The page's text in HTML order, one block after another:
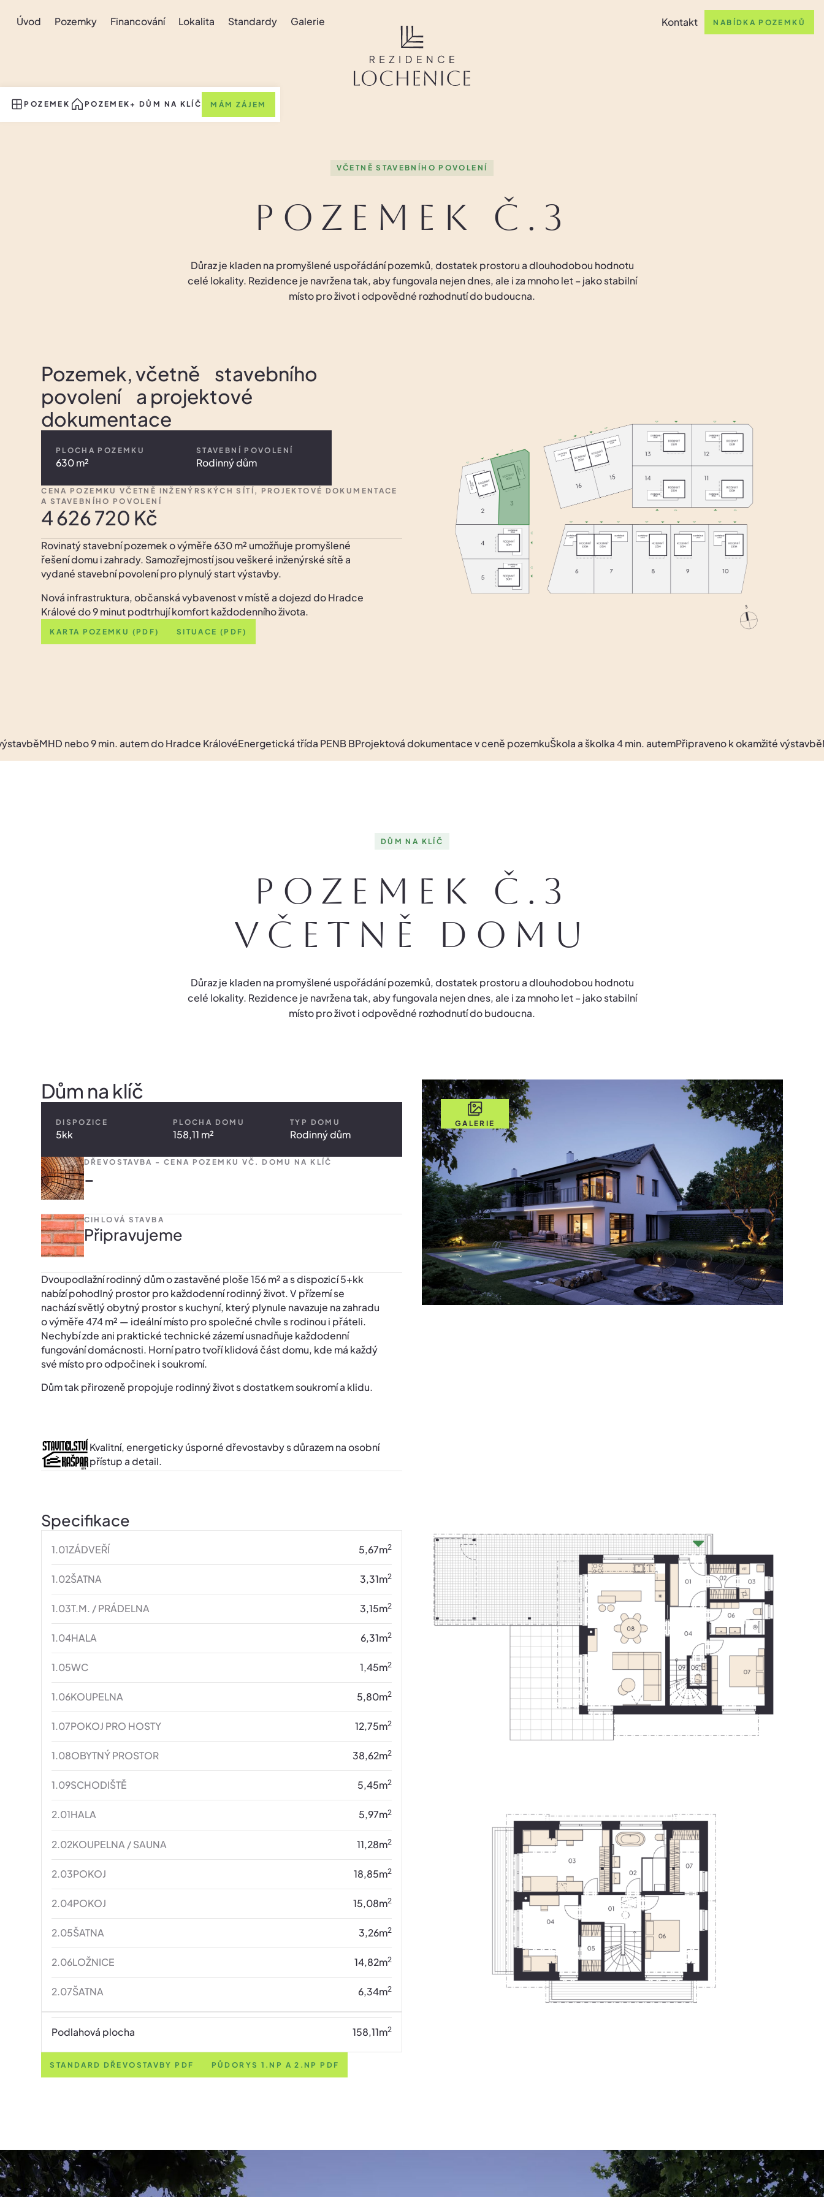
Úvod Pozemky Financování Lokalita Standardy Galerie Kontakt NABÍDKA POZEMKŮ
POZEMEK POZEMEK+ DŮM NA KLÍČ MÁM ZÁJEM
VČETNĚ STAVEBNÍHO POVOLENÍ
Pozemek č. 3
Důraz je kladen na promyšlené uspořádání pozemků, dostatek prostoru a dlouhodobou hodnotu
celé lokality. Rezidence je navržena tak, aby fungovala nejen dnes, ale i za mnoho let – jako stabilní
místo pro život i odpovědné rozhodnutí do budoucna.
Pozemek, včetně stavebního
povolení a projektové
dokumentace
PLOCHA POZEMKU
630 m²
STAVEBNÍ POVOLENÍ
Rodinný dům
CENA POZEMKU VČETNĚ INŽENÝRSKÝCH SÍTÍ, PROJEKTOVÉ DOKUMENTACE
A STAVEBNÍHO POVOLENÍ
4 626 720 Kč
Rovinatý stavební pozemek o výměře 630 m² umožňuje promyšlené
řešení domu i zahrady. Samozřejmostí jsou veškeré inženýrské sítě a
vydané stavební povolení pro plynulý start výstavby.
Nová infrastruktura, občanská vybavenost v místě a dojezd do Hradce
Králové do 9 minut podtrhují komfort každodenního života.
KARTA POZEMKU (PDF) SITUACE (PDF)
9 min. autem do Hradce KrálovéEnergetická třída PENB BProjektová dokumentace v ceně pozemkuŠkola a školka 4 min. autemPřipraveno k okamžité výstavběMHD nebo 9
DŮM NA KLÍČ
Pozemek č. 3
Včetně domu
Důraz je kladen na promyšlené uspořádání pozemků, dostatek prostoru a dlouhodobou hodnotu
celé lokality. Rezidence je navržena tak, aby fungovala nejen dnes, ale i za mnoho let – jako stabilní
místo pro život i odpovědné rozhodnutí do budoucna.
Dům na klíč
DISPOZICE
5kk
PLOCHA DOMU
158,11 m²
TYP DOMU
Rodinný dům
DŘEVOSTAVBA - CENA POZEMKU VČ. DOMU NA KLÍČ
-
CIHLOVÁ STAVBA
Připravujeme
Dvoupodlažní rodinný dům o zastavěné ploše 156 m² a s dispozicí 5+kk
nabízí pohodlný prostor pro každodenní rodinný život. V přízemí se
nachází světlý obytný prostor s kuchyní, který plynule navazuje na zahradu
o výměře 474 m² — ideální místo pro společné chvíle s rodinou i přáteli.
Nechybí zde ani praktické technické zázemí usnadňuje každodenní
fungování domácnosti. Horní patro tvoří klidová část domu, kde má každý
své místo pro odpočinek i soukromí.
Dům tak přirozeně propojuje rodinný život s dostatkem soukromí a klidu.
Kvalitní, energeticky úsporné dřevostavby s důrazem na osobní
přístup a detail.
GALERIE
Specifikace
1.01ZÁDVEŘÍ 5,67m2
1.02ŠATNA 3,31m2
1.03T.M. / PRÁDELNA 3,15m2
1.04HALA 6,31m2
1.05WC 1,45m2
1.06KOUPELNA 5,80m2
1.07POKOJ PRO HOSTY 12,75m2
1.08OBYTNÝ PROSTOR 38,62m2
1.09SCHODIŠTĚ 5,45m2
2.01HALA 5,97m2
2.02KOUPELNA / SAUNA 11,28m2
2.03POKOJ 18,85m2
2.04POKOJ 15,08m2
2.05ŠATNA 3,26m2
2.06LOŽNICE 14,82m2
2.07ŠATNA 6,34m2
Podlahová plocha 158,11m2
STANDARD DŘEVOSTAVBY PDF PŮDORYS 1.NP A 2.NP PDF